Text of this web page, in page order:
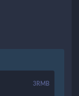
3RMB